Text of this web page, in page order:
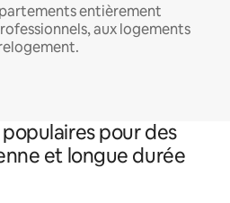
entièrement
aux logements
pour des
et longue durée